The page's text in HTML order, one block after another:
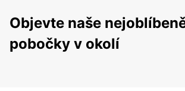
Objevte naše
pobočky v okolí